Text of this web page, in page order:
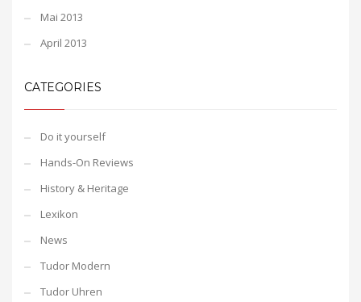
Mai 2013
April 2013
CATEGORIES
Do it yourself
Hands-On Reviews
History & Heritage
Lexikon
News
Tudor Modern
Tudor Uhren